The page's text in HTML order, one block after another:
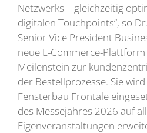
Netzwerks – gleichzeitig
digitalen Touchpoints“, so
Senior Vice President
neue E-Commerce-
Meilenstein zur
der Bestellprozesse. Sie
Fensterbau Frontale
des Messejahres 2026 auf
Eigenveranstaltungen